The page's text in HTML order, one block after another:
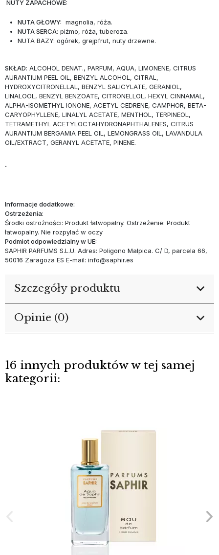
NUTY ZAPACHOWE:
NUTA GŁOWY: magnolia, róża.
NUTA SERCA: piżmo, róża, tuberoza.
NUTA BAZY: ogórek, grejpfrut, nuty drzewne.
SKŁAD: ALCOHOL DENAT., PARFUM, AQUA, LIMONENE, CITRUS
AURANTIUM PEEL OIL, BENZYL ALCOHOL, CITRAL,
HYDROXYCITRONELLAL, BENZYL SALICYLATE, GERANIOL,
LINALOOL, BENZYL BENZOATE, CITRONELLOL, HEXYL CINNAMAL,
ALPHA-ISOMETHYL IONONE, ACETYL CEDRENE, CAMPHOR, BETA-
CARYOPHYLLENE, LINALYL ACETATE, MENTHOL, TERPINEOL,
TETRAMETHYL ACETYLOCTAHYDRONAPHTHALENES, CITRUS
AURANTIUM BERGAMIA PEEL OIL, LEMONGRASS OIL, LAVANDULA
OIL/EXTRACT, GERANYL ACETATE, PINENE.
.
Informacje dodatkowe:
Ostrzeżenia:
Środki ostrożności: Produkt łatwopalny. Ostrzeżenie: Produkt
łatwopalny. Nie rozpylać w oczy
Podmiot odpowiedzialny w UE:
SAPHIR PARFUMS S.L.U. Adres: Poligono Malpica. C/ D, parcela 66,
50016 Zaragoza ES E-mail: info@saphir.es
Szczegóły produktu
Opinie (0)
16 innych produktów w tej samej
kategorii: